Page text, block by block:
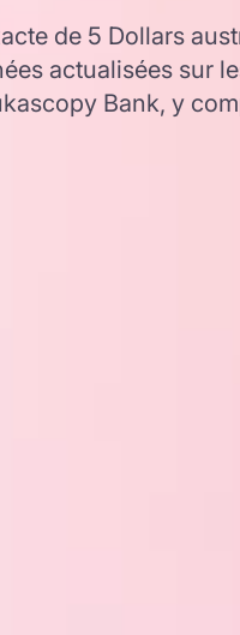
de 5 Dollars
actualisées sur
Bank, y